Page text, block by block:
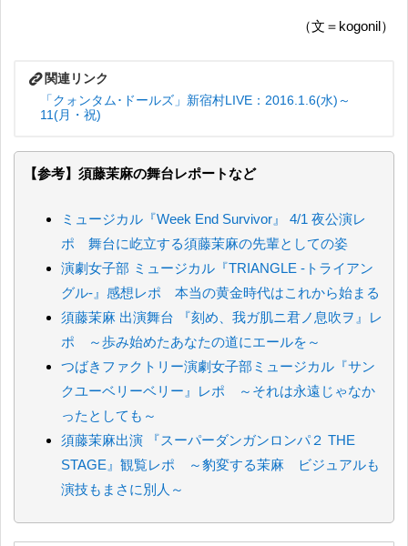
（文＝kogonil）
「クォンタム･ドールズ」新宿村LIVE：2016.1.6(水)～
11(月・祝)
【参考】須藤茉麻の舞台レポートなど
ミュージカル『Week End Survivor』 4/1 夜公演レ
ポ 舞台に屹立する須藤茉麻の先輩としての姿
演劇女子部 ミュージカル『TRIANGLE -トライアン
グル-』感想レポ 本当の黄金時代はこれから始まる
須藤茉麻 出演舞台 『刻め、我ガ肌ニ君ノ息吹ヲ』レ
ポ ～歩み始めたあなたの道にエールを～
つばきファクトリー演劇女子部ミュージカル『サン
クユーベリーベリー』レポ ～それは永遠じゃなか
ったとしても～
須藤茉麻出演 『スーパーダンガンロンパ２ THE
STAGE』観覧レポ ～豹変する茉麻 ビジュアルも
演技もまさに別人～